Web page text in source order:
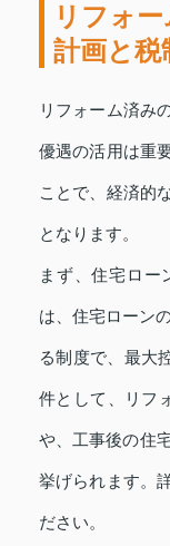
リフォ
計画と税
リフォーム済み
優遇の活用は重
ことで、経済的
となります。
まず、住宅ロー
は、住宅ローン
る制度で、最大
件として、リフ
や、工事後の住
挙げられます。
ださい。